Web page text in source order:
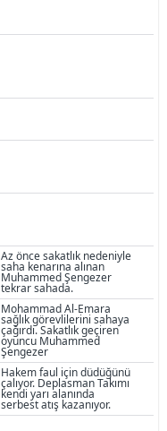
Az önce sakatlık nedeniyle
saha kenarına alınan
Muhammed Şengezer
tekrar sahada.
Mohammad Al-Emara
sağlık görevlilerini sahaya
çağırdı. Sakatlık geçiren
oyuncu Muhammed
Şengezer
Hakem faul için düdüğünü
çalıyor. Deplasman Takımı
kendi yarı alanında
serbest atış kazanıyor.